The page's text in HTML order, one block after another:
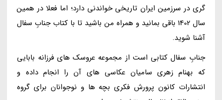
گری در سرزمین ایران تاریخی خواندنی دارد؛ اما فعلا در همین
سال 1402 باقی بمانید و همراه من باشید تا با کتاب جنابِ سفال
آشنا شوید.
جنابِ سفال کتابی است از مجموعه عروسک های فرزانه بابایی
که بهنام زهری سامیان عکاسی های آن را انجام داده و
انتشارات کانون پرورش فکری بچه ها و نوجوانان برای گروه